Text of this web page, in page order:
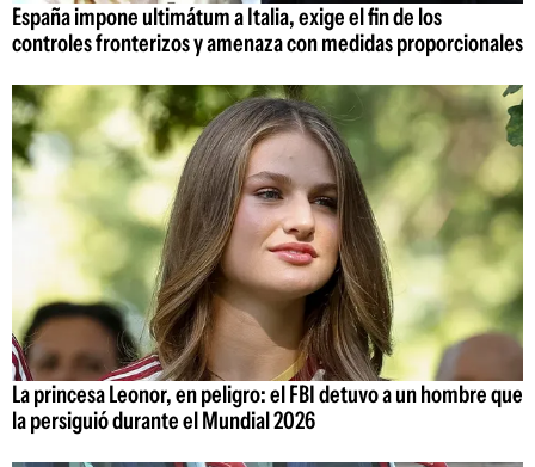
España impone ultimátum a Italia, exige el fin de los
controles fronterizos y amenaza con medidas proporcionales
La princesa Leonor, en peligro: el FBI detuvo a un hombre que
la persiguió durante el Mundial 2026